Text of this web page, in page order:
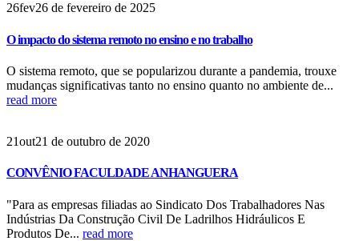
26fev26 de fevereiro de 2025
O impacto do sistema remoto no ensino e no trabalho
O sistema remoto, que se popularizou durante a pandemia, trouxe
mudanças significativas tanto no ensino quanto no ambiente de...
read more
21out21 de outubro de 2020
CONVÊNIO FACULDADE ANHANGUERA
"Para as empresas filiadas ao Sindicato Dos Trabalhadores Nas
Indústrias Da Construção Civil De Ladrilhos Hidráulicos E
Produtos De... read more